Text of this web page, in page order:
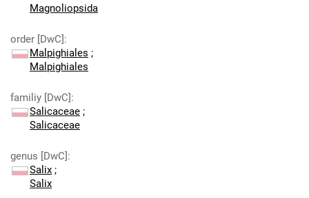
Magnoliopsida
order [DwC]:
Malpighiales ;
Malpighiales
familiy [DwC]:
Salicaceae ;
Salicaceae
genus [DwC]:
Salix ;
Salix